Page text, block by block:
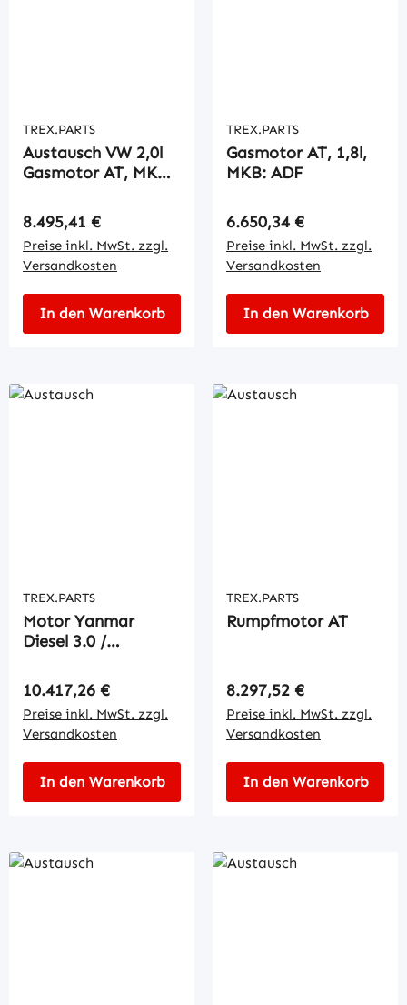
TREX.PARTS
Austausch VW 2,0l
Gasmotor AT, MKB:
Regulärer Preis:
8.495,41 €
Preise inkl. MwSt. zzgl.
Versandkosten
In den Warenkorb
TREX.PARTS
Gasmotor AT, 1,8l,
MKB: ADF
Regulärer Preis:
6.650,34 €
Preise inkl. MwSt. zzgl.
Versandkosten
In den Warenkorb
TREX.PARTS
Motor Yanmar
Diesel 3.0 /
Regulärer Preis:
10.417,26 €
Preise inkl. MwSt. zzgl.
Versandkosten
In den Warenkorb
TREX.PARTS
Rumpfmotor AT
Regulärer Preis:
8.297,52 €
Preise inkl. MwSt. zzgl.
Versandkosten
In den Warenkorb